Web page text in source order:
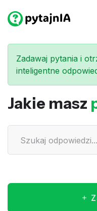
Zadawaj pytania i
inteligentne
Jakie masz